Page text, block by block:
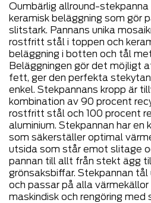
Oumbärlig allround-
keramisk beläggning som gör
slitstark. Pannans unika
rostfritt stål i toppen och
beläggning i botten och tål
Beläggningen gör det möjligt
fett, ger den perfekta stekytan
enkel. Stekpannans kropp är
kombination av 90 procent
rostfritt stål och 100 procent
aluminium. Stekpannan har en
som säkerställer optimal
utsida som står emot slitage
pannan till allt från stekt ägg
grönsaksbiffar. Stekpannan tål
och passar på alla värmekällor
maskindisk och rengöring med